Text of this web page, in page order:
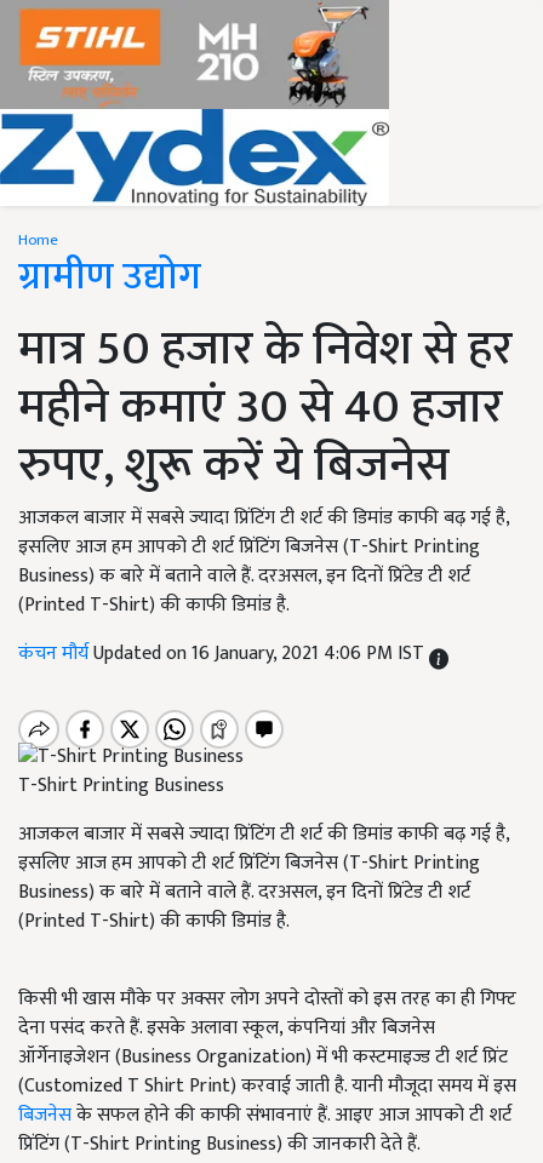
Home
ग्रामीण उद्योग
मात्र 50 हजार के निवेश से हर
महीने कमाएं 30 से 40 हजार
रुपए, शुरू करें ये बिजनेस
आजकल बाजार में सबसे ज्यादा प्रिंटिंग टी शर्ट की डिमांड काफी बढ़ गई है,
इसलिए आज हम आपको टी शर्ट प्रिंटिंग बिजनेस (T-Shirt Printing
Business) क बारे में बताने वाले हैं. दरअसल, इन दिनों प्रिंटेड टी शर्ट
(Printed T-Shirt) की काफी डिमांड है.
कंचन मौर्यUpdated on 16 January, 2021 4:06 PM IST
T-Shirt Printing Business
आजकल बाजार में सबसे ज्यादा प्रिंटिंग टी शर्ट की डिमांड काफी बढ़ गई है,
इसलिए आज हम आपको टी शर्ट प्रिंटिंग बिजनेस (T-Shirt Printing
Business) क बारे में बताने वाले हैं. दरअसल, इन दिनों प्रिंटेड टी शर्ट
(Printed T-Shirt) की काफी डिमांड है.
किसी भी खास मौके पर अक्सर लोग अपने दोस्तों को इस तरह का ही गिफ्ट
देना पसंद करते हैं. इसके अलावा स्कूल, कंपनियां और बिजनेस
ऑर्गेनाइजेशन (Business Organization) में भी कस्टमाइज्ड टी शर्ट प्रिंट
(Customized T Shirt Print) करवाई जाती है. यानी मौजूदा समय में इस
बिजनेसके सफल होने की काफी संभावनाएं हैं. आइए आज आपको टी शर्ट
प्रिंटिंग (T-Shirt Printing Business) की जानकारी देते हैं.